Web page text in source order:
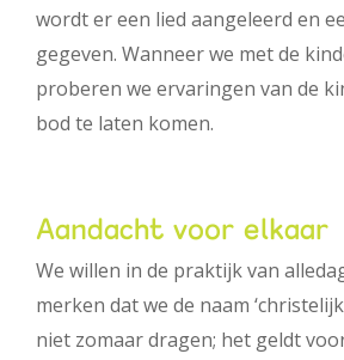
wordt er een lied aangeleerd en
gegeven. Wanneer we met de
proberen we ervaringen van de
bod te laten komen.
Aandacht voor elkaar
We willen in de praktijk van
merken dat we de naam
niet zomaar dragen; het geldt